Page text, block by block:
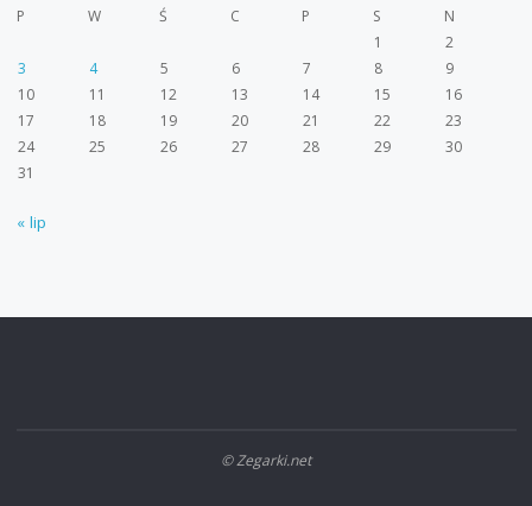
P
W Ś C P S
N
1
2
3
4 5 6 7 8
9
10
11 12 13 14 15
16
17
18 19 20 21 22
23
24
25 26 27 28 29
30
31
« lip
© Zegarki.net